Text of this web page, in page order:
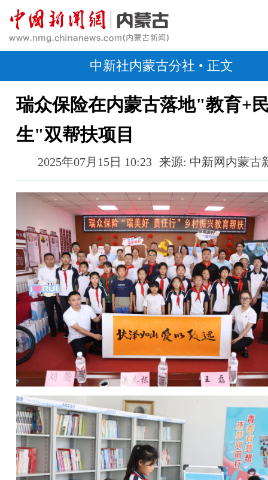
中新社内蒙古分社 • 正文
瑞众保险在内蒙古落地"教育+
生"双帮扶项目
2025年07月15日 10:23 来源: 中新网内蒙古